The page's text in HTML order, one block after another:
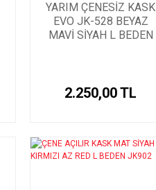
YARIM ÇENESİZ KASK
EVO JK-528 BEYAZ
MAVİ SİYAH L BEDEN
2.250,00 TL